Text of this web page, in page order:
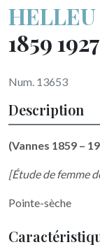
1859
Num. 13653
Description
(Vannes 1859 –
[Étude de femme
Pointe-sèche